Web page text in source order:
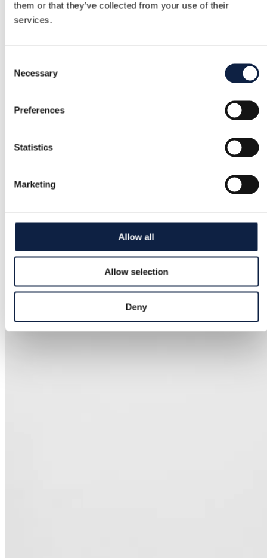
them or that they’ve collected from your use of their
services.
Selection
Necessary
Preferences
Statistics
Marketing
Allow all
Allow selection
Deny